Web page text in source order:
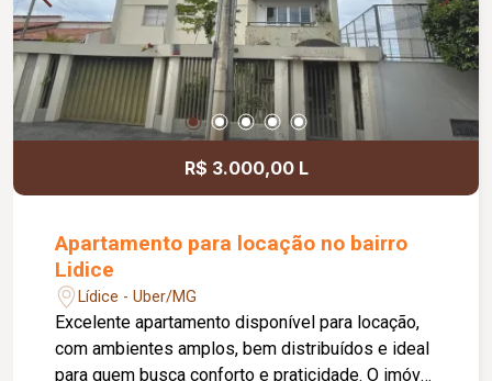
R$ 3.000,00 L
Apartamento para locação no bairro
Lidice
Lídice - Uber/MG
Excelente apartamento disponível para locação,
com ambientes amplos, bem distribuídos e ideal
para quem busca conforto e praticidade. O imóvel